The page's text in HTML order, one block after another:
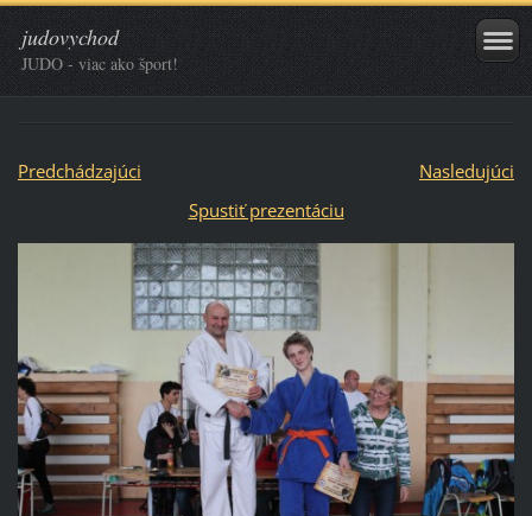
judovychod
JUDO - viac ako šport!
Predchádzajúci
Nasledujúci
Spustiť prezentáciu